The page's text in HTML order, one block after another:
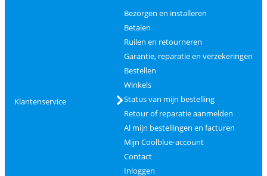
Klantenservice
Bezorgen en installeren
Betalen
Ruilen en retourneren
Garantie, reparatie en verzekeringen
Bestellen
Winkels
Status van mijn bestelling
Retour of reparatie aanmelden
Al mijn bestellingen en facturen
Mijn Coolblue-account
Contact
Inloggen